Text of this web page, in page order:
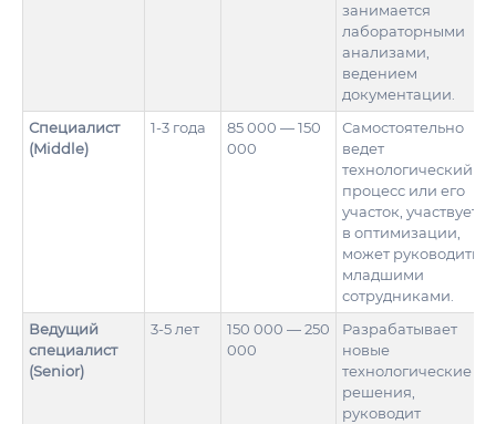
занимается
лабораторными
анализами,
ведением
документации.
Специалист
(Middle)
1-3 года
85 000 — 150
000
Самостоятельно
ведет
технологический
процесс или его
участок, участвует
в оптимизации,
может руководить
младшими
сотрудниками.
Ведущий
специалист
(Senior)
3-5 лет
150 000 — 250
000
Разрабатывает
новые
технологические
решения,
руководит